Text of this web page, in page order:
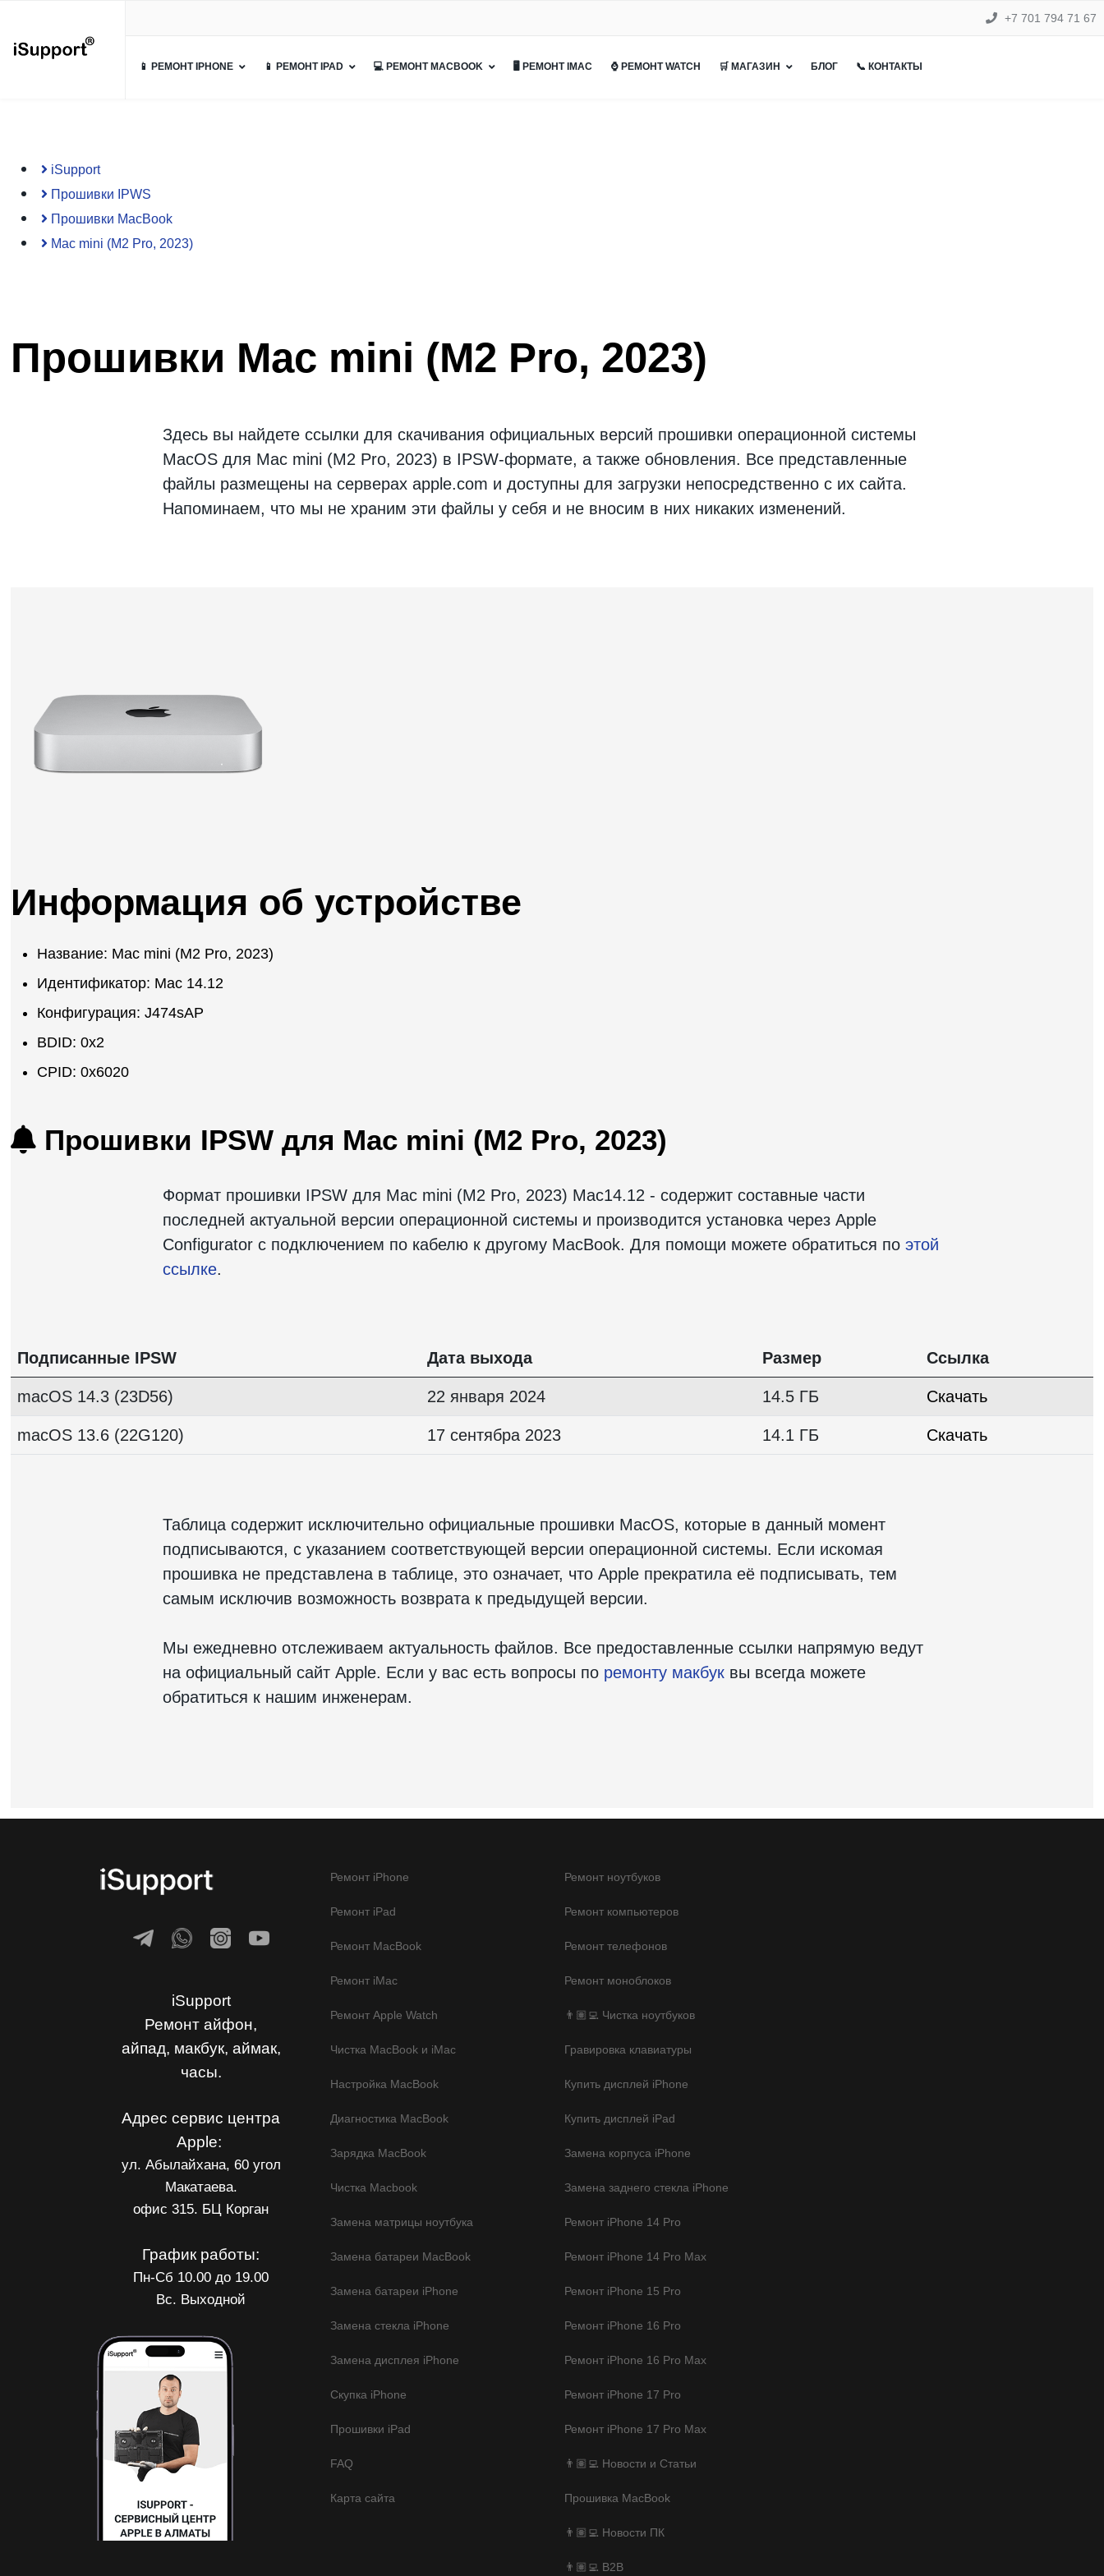
+7 701 794 71 67
📱 РЕМОНТ IPHONE 📱 РЕМОНТ IPAD 💻 РЕМОНТ MACBOOK 🖥 РЕМОНТ IMAC ⌚ РЕМОНТ WATCH 🛒 МАГАЗИН БЛОГ 📞 КОНТАКТЫ
iSupport
Прошивки IPWS
Прошивки MacBook
Mac mini (M2 Pro, 2023)
Прошивки Mac mini (M2 Pro, 2023)
Здесь вы найдете ссылки для скачивания официальных версий прошивки операционной системы
MacOSдля Mac mini (M2 Pro, 2023) в IPSW-формате, а также обновления. Все представленные
файлы размещены на серверах apple.com и доступны для загрузки непосредственно с их сайта.
Напоминаем, что мы не храним эти файлы у себя и не вносим в них никаких изменений.
Информация об устройстве
Название: Mac mini (M2 Pro, 2023)
Идентификатор: Mac 14.12
Конфигурация: J474sAP
BDID: 0x2
CPID: 0x6020
Прошивки IPSW для Mac mini (M2 Pro, 2023)
Формат прошивки IPSW для Mac mini (M2 Pro, 2023) Mac14.12 - содержит составные части
последней актуальной версии операционной системы и производится установка через Apple
Configurator с подключением по кабелю к другому MacBook. Для помощи можете обратиться по этой
ссылке.
Подписанные IPSW Дата выхода Размер Ссылка
macOS 14.3 (23D56) 22 января 2024 14.5 ГБ Скачать
macOS 13.6 (22G120) 17 сентябра 2023 14.1 ГБ Скачать
Таблица содержит исключительно официальные прошивки MacOS, которые в данный момент
подписываются, с указанием соответствующей версии операционной системы. Если искомая
прошивка не представлена в таблице, это означает, что Apple прекратила её подписывать, тем
самым исключив возможность возврата к предыдущей версии.
Мы ежедневно отслеживаем актуальность файлов. Все предоставленные ссылки напрямую ведут
на официальный сайт Apple. Если у вас есть вопросы по ремонту макбуквы всегда можете
обратиться к нашим инженерам.
iSupport
Ремонт айфон,
айпад, макбук, аймак,
часы.
Адрес сервис центра
Apple:
ул. Абылайхана, 60 угол
Макатаева.
офис 315. БЦ Корган
График работы:
Пн-Сб 10.00 до 19.00
Вс. Выходной
Ремонт iPhone
Ремонт iPad
Ремонт MacBook
Ремонт iMac
Ремонт Apple Watch
Чистка MacBook и iMac
Настройка MacBook
Диагностика MacBook
Зарядка MacBook
Чистка Macbook
Замена матрицы ноутбука
Замена батареи MacBook
Замена батареи iPhone
Замена стекла iPhone
Замена дисплея iPhone
Скупка iPhone
Прошивки iPad
FAQ
Карта сайта
Ремонт ноутбуков
Ремонт компьютеров
Ремонт телефонов
Ремонт моноблоков
👨🏽‍💻 Чистка ноутбуков
Гравировка клавиатуры
Купить дисплей iPhone
Купить дисплей iPad
Замена корпуса iPhone
Замена заднего стекла iPhone
Ремонт iPhone 14 Pro
Ремонт iPhone 14 Pro Max
Ремонт iPhone 15 Pro
Ремонт iPhone 16 Pro
Ремонт iPhone 16 Pro Max
Ремонт iPhone 17 Pro
Ремонт iPhone 17 Pro Max
👨🏽‍💻 Новости и Статьи
Прошивка MacBook
👨🏽‍💻 Новости ПК
👨🏽‍💻 B2B